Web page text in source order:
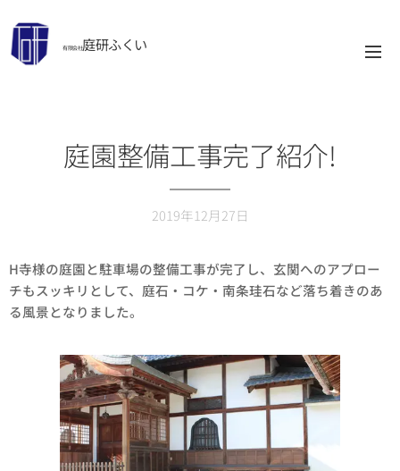
有限会社庭研ふくい
庭園整備工事完了紹介!
2019年12月27日
H寺様の庭園と駐車場の整備工事が完了し、玄関へのアプロー
チもスッキリとして、庭石・コケ・南条珪石など落ち着きのあ
る風景となりました。